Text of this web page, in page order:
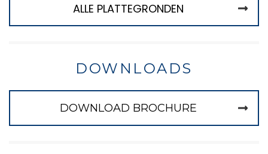
ALLE PLATTEGRONDEN
DOWNLOADS
DOWNLOAD BROCHURE